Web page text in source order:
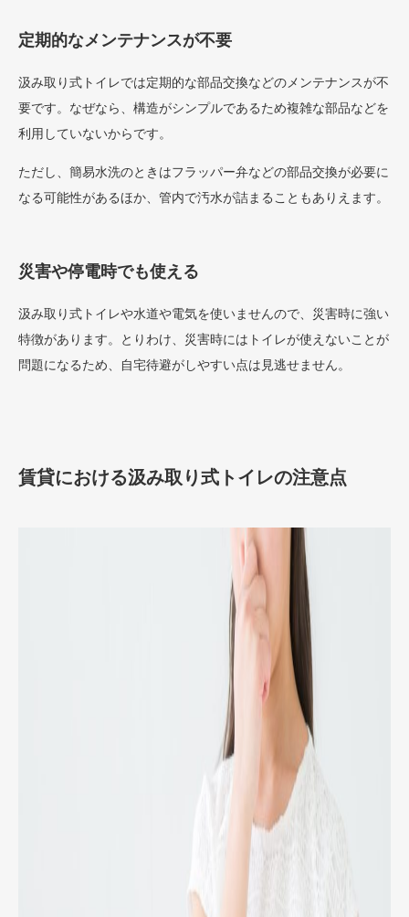
定期的なメンテナンスが不要
汲み取り式トイレでは定期的な部品交換などのメンテナンスが不
要です。なぜなら、構造がシンプルであるため複雑な部品などを
利用していないからです。
ただし、簡易水洗のときはフラッパー弁などの部品交換が必要に
なる可能性があるほか、管内で汚水が詰まることもありえます。
災害や停電時でも使える
汲み取り式トイレや水道や電気を使いませんので、災害時に強い
特徴があります。とりわけ、災害時にはトイレが使えないことが
問題になるため、自宅待避がしやすい点は見逃せません。
賃貸における汲み取り式トイレの注意点